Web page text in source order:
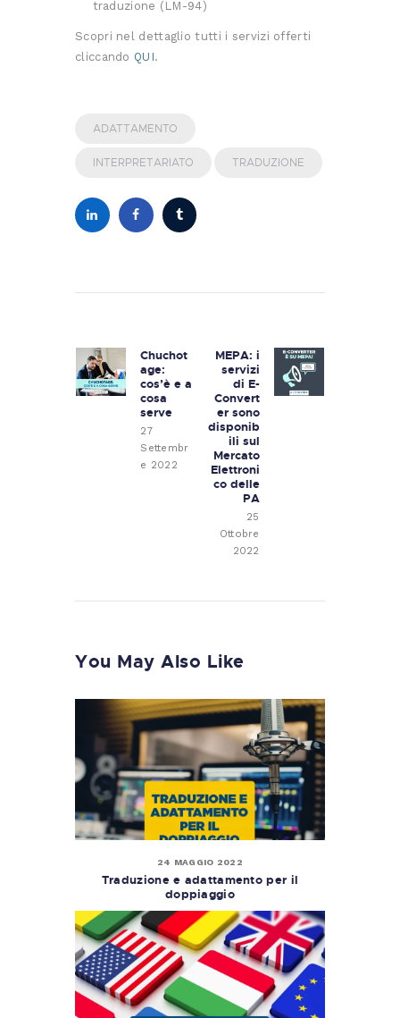
traduzione (LM-94)
Scopri nel dettaglio tutti i servizi offerti
cliccando QUI.
ADATTAMENTO
INTERPRETARIATO TRADUZIONE
Previous
post:
Chuchot
age:
cos’è e a
cosa
serve
27
Settembr
e 2022
post:
MEPA: i
servizi
di E-
Convert
er sono
disponib
ili sul
Mercato
Elettroni
co delle
PA
25
Ottobre
2022
You May Also Like
24 MAGGIO 2022
Traduzione e adattamento per il
doppiaggio